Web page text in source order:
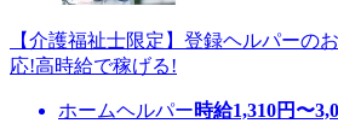
【介護福祉士限定】登録ヘルパーの
応!高時給で稼げる!
ホームヘルパー時給1,310円〜